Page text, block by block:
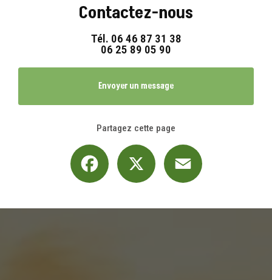
Contactez-nous
Tél. 06 46 87 31 38
06 25 89 05 90
Envoyer un message
Partagez cette page
Facebook